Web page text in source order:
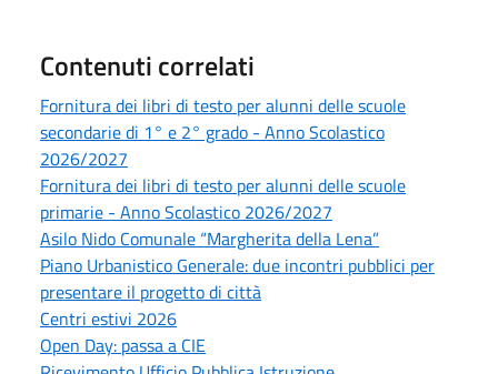
Contenuti correlati
Fornitura dei libri di testo per alunni delle scuole
secondarie di 1° e 2° grado - Anno Scolastico
2026/2027
Fornitura dei libri di testo per alunni delle scuole
primarie - Anno Scolastico 2026/2027
Asilo Nido Comunale “Margherita della Lena”
Piano Urbanistico Generale: due incontri pubblici per
presentare il progetto di città
Centri estivi 2026
Open Day: passa a CIE